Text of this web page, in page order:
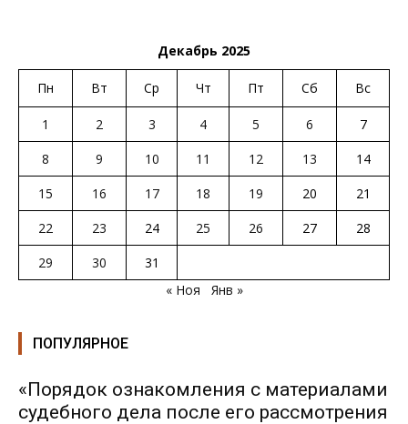
Декабрь 2025
Пн Вт Ср Чт Пт Сб Вс
1 2 3 4 5 6
7
8
9 10 11 12 13
14
15
16 17 18 19 20
21
22
23 24 25 26 27
28
29
30
31
« Ноя
Янв »
ПОПУЛЯРНОЕ
«Порядок ознакомления с материалами
судебного дела после его рассмотрения